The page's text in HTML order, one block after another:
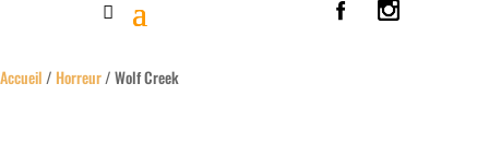
Accueil/ Horreur/ Wolf Creek